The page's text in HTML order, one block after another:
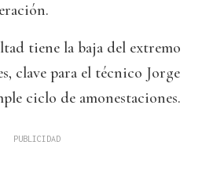
tiene la baja del extremo
clave para el técnico Jorge
ciclo de amonestaciones.